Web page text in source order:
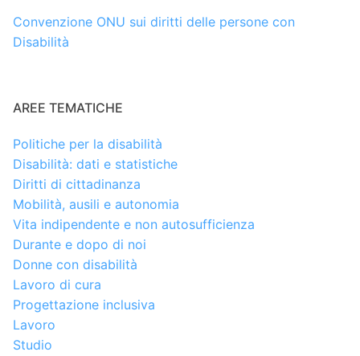
Convenzione ONU sui diritti delle persone con
Disabilità
AREE TEMATICHE
Politiche per la disabilità
Disabilità: dati e statistiche
Diritti di cittadinanza
Mobilità, ausili e autonomia
Vita indipendente e non autosufficienza
Durante e dopo di noi
Donne con disabilità
Lavoro di cura
Progettazione inclusiva
Lavoro
Studio